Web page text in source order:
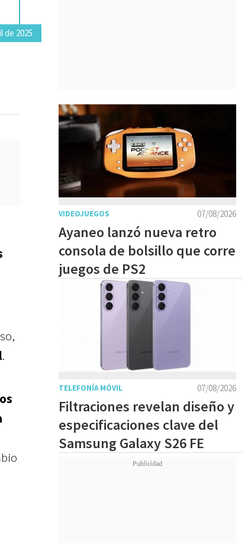
de 2025
.
07/08/2026
VIDEOJUEGOS
Ayaneo lanzó nueva retro
consola de bolsillo que corre
juegos de PS2
07/08/2026
TELEFONÍA MÓVIL
Filtraciones revelan diseño y
especificaciones clave del
Samsung Galaxy S26 FE